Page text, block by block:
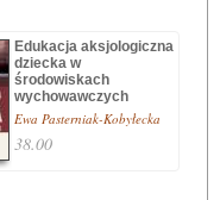
Edukacja aksjologiczna
dziecka w
środowiskach
wychowawczych
Ewa Pasterniak-Kobyłecka
38.00